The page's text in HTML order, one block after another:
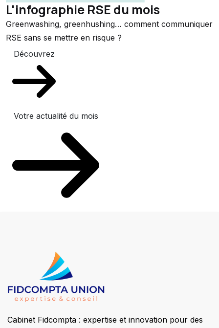
L'infographie RSE du mois
Greenwashing, greenhushing… comment communiquer
RSE sans se mettre en risque ?
Découvrez
Votre actualité du mois
Cabinet Fidcompta : expertise et innovation pour des